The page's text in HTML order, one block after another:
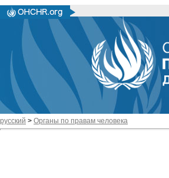
русский > Органы по правам человека